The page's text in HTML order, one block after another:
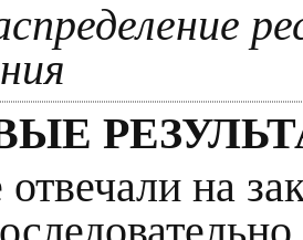
отвечали на